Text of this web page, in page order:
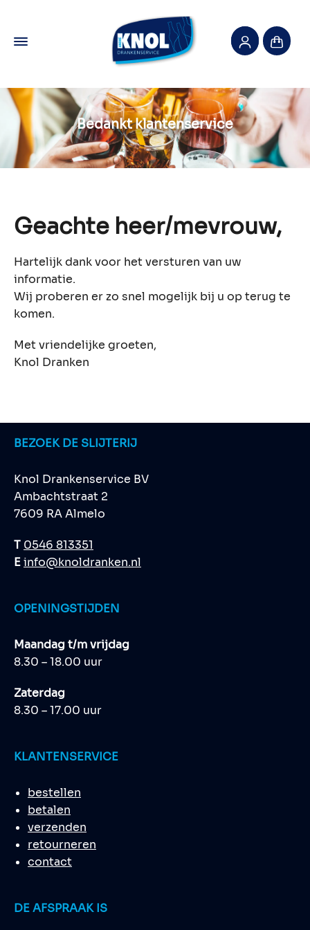
Bedankt klantenservice
Geachte heer/mevrouw,
Hartelijk dank voor het versturen van uw
informatie.
Wij proberen er zo snel mogelijk bij u op terug te
komen.
Met vriendelijke groeten,
Knol Dranken
BEZOEK DE SLIJTERIJ
Knol Drankenservice BV
Ambachtstraat 2
7609 RA Almelo
T 0546 813351
Einfo@knoldranken.nl
OPENINGSTIJDEN
Maandag t/m vrijdag
8.30 – 18.00 uur
Zaterdag
8.30 – 17.00 uur
KLANTENSERVICE
bestellen
betalen
verzenden
retourneren
contact
DE AFSPRAAK IS